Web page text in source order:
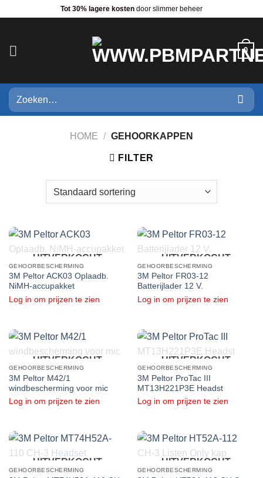
Tot 30% lagere kosten door slimmer beheer
0
Zoeken
naar:
HOME / GEHOORKAPPEN
FILTER
UITVERKOCHT
GEHOORBESCHERMING
3M Peltor ACK03 Oplaadb.
NiMH-accupakket
Log in om prijzen te zien
UITVERKOCHT
GEHOORBESCHERMING
3M Peltor FR03-12
Batterijlader 12 V.
Log in om prijzen te zien
UITVERKOCHT
GEHOORBESCHERMING
3M Peltor M42/1
windbescherming voor mic
Log in om prijzen te zien
UITVERKOCHT
GEHOORBESCHERMING
3M Peltor ProTac III
MT13H221P3E Headst
Log in om prijzen te zien
UITVERKOCHT
GEHOORBESCHERMING
UITVERKOCHT
GEHOORBESCHERMING